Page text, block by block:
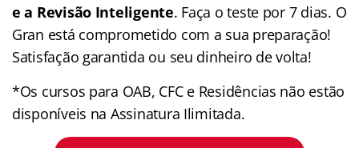
e a Revisão Inteligente. Faça o teste por 7 dias. O
Gran está comprometido com a sua preparação!
Satisfação garantida ou seu dinheiro de volta!
*Os cursos para OAB, CFC e Residências não estão
disponíveis na Assinatura Ilimitada.